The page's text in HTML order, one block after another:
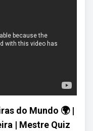
do Mundo 🌍 |
| Mestre Quiz